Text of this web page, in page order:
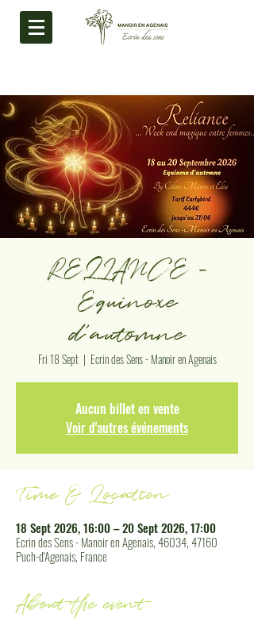
RELIANCE -
Equinoxe
d'automne
Fri 18 Sept
  |
Ecrin des Sens - Manoir en Agenais
Aucun billet en vente
Voir d'autres événements
Time & Location
18 Sept 2026, 16:00 – 20 Sept 2026, 17:00
Ecrin des Sens - Manoir en Agenais, 46034, 47160
Puch-d'Agenais, France
About the event